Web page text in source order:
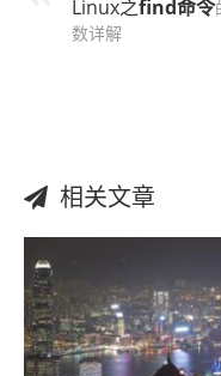
Linux之find命令
数详解
相关文章